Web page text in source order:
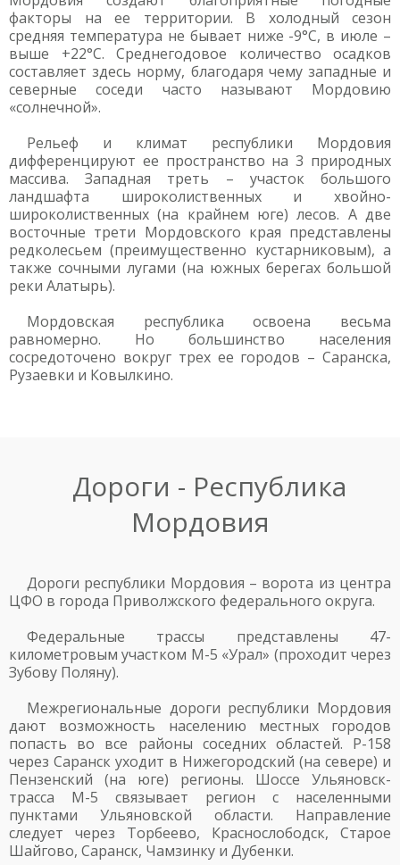
факторы на ее территории. В холодный сезон
средняя температура не бывает ниже -9°C, в июле –
выше +22°C. Среднегодовое количество осадков
составляет здесь норму, благодаря чему западные и
северные соседи часто называют Мордовию
«солнечной».
Рельеф и климат республики Мордовия
дифференцируют ее пространство на 3 природных
массива. Западная треть – участок большого
ландшафта широколиственных и хвойно-
широколиственных (на крайнем юге) лесов. А две
восточные трети Мордовского края представлены
редколесьем (преимущественно кустарниковым), а
также сочными лугами (на южных берегах большой
реки Алатырь).
Мордовская республика освоена весьма
равномерно. Но большинство населения
сосредоточено вокруг трех ее городов – Саранска,
Рузаевки и Ковылкино.
Дороги - Республика
Мордовия
Дороги республики Мордовия – ворота из центра
ЦФО в города Приволжского федерального округа.
Федеральные трассы представлены 47-
километровым участком М-5 «Урал» (проходит через
Зубову Поляну).
Межрегиональные дороги республики Мордовия
дают возможность населению местных городов
попасть во все районы соседних областей. Р-158
через Саранск уходит в Нижегородский (на севере) и
Пензенский (на юге) регионы. Шоссе Ульяновск-
трасса М-5 связывает регион с населенными
пунктами Ульяновской области. Направление
следует через Торбеево, Краснослободск, Старое
Шайгово, Саранск, Чамзинку и Дубенки.